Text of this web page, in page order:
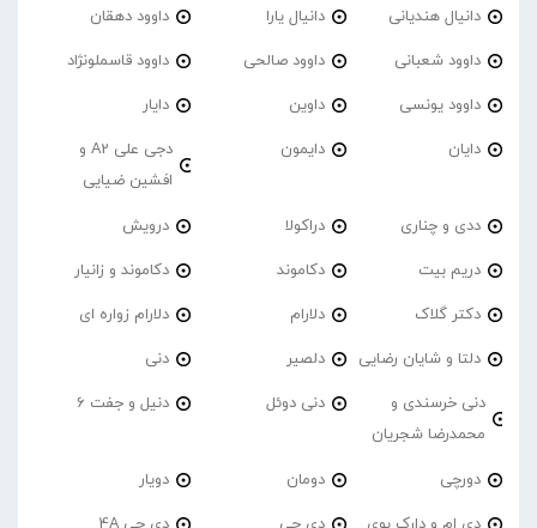
دانیال هندیانی دانیال یارا داوود دهقان
داوود شعبانی داوود صالحی داوود قاسملونژاد
داوود یونسی داوین دایار
دایان دایمون
دجی علی A2 و
افشین ضیایی
ددی و چناری دراکولا درویش
دریم بیت دکاموند دکاموند و زانیار
دکتر گلاک دلارام دلارام زواره ای
دلتا و شایان رضایی دلصیر دنی
دنی خرسندی و
محمدرضا شجریان
دنی دوئل دنیل و جفت 6
دورچی دومان دویار